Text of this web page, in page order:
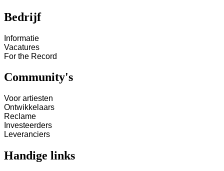
Bedrijf
Informatie
Vacatures
For the Record
Community's
Voor artiesten
Ontwikkelaars
Reclame
Investeerders
Leveranciers
Handige links